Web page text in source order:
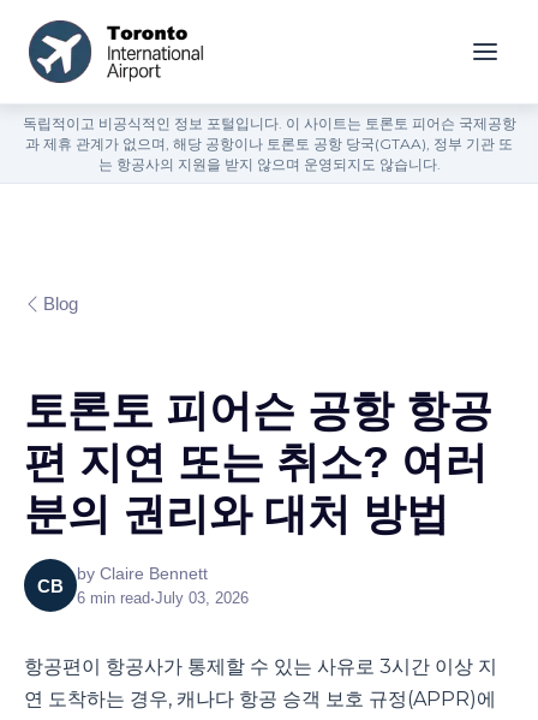
독립적이고 비공식적인 정보 포털입니다. 이 사이트는 토론토 피어슨 국제공항
과 제휴 관계가 없으며, 해당 공항이나 토론토 공항 당국(GTAA), 정부 기관 또
는 항공사의 지원을 받지 않으며 운영되지도 않습니다.
Blog
토론토 피어슨 공항 항공
편 지연 또는 취소? 여러
분의 권리와 대처 방법
CB
by Claire Bennett
6 min read•July 03, 2026
항공편이 항공사가 통제할 수 있는 사유로 3시간 이상 지
연 도착하는 경우, 캐나다 항공 승객 보호 규정(APPR)에